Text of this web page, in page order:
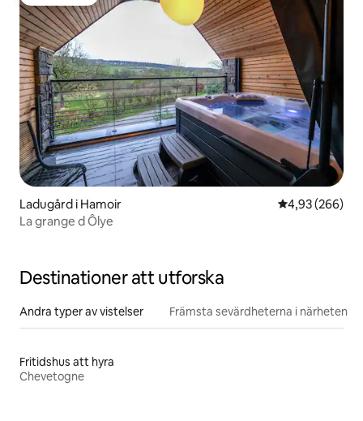
Ladugård i Hamoir 4,93 av 5 i
4,93 (266)
La grange d Ôlye
Destinationer att utforska
Andra typer av vistelser Främsta sevärdheterna i närheten
Fritidshus att hyra
Chevetogne